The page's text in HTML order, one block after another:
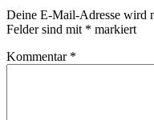
Deine E-Mail-Adresse wird
Felder sind mit * markiert
Kommentar *